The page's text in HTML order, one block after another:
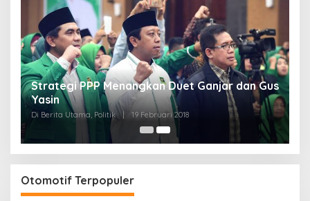
Strategi PPP Menangkan Duet Ganjar dan Gus
Yasin
Di Berita Utama, Politik | 19 Februari 2018
Otomotif Terpopuler